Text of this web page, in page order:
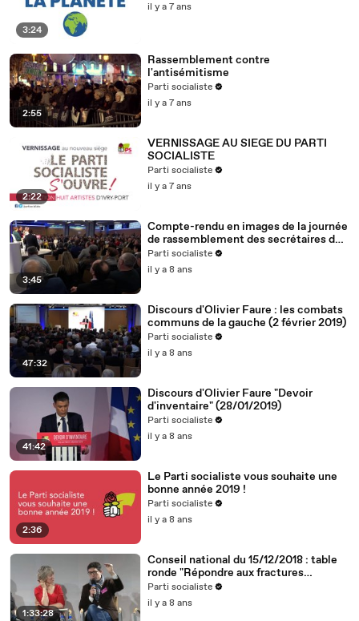
3:24
il y a 7 ans
2:55
Rassemblement contre
l'antisémitisme
Parti socialiste
il y a 7 ans
2:22
VERNISSAGE AU SIEGE DU PARTI
SOCIALISTE
Parti socialiste
il y a 7 ans
3:45
Compte-rendu en images de la journée
de rassemblement des secrétaires de
section (2.2.19)
Parti socialiste
il y a 8 ans
47:32
Discours d'Olivier Faure : les combats
communs de la gauche (2 février 2019)
Parti socialiste
il y a 8 ans
41:42
Discours d'Olivier Faure "Devoir
d'inventaire" (28/01/2019)
Parti socialiste
il y a 8 ans
2:36
Le Parti socialiste vous souhaite une
bonne année 2019 !
Parti socialiste
il y a 8 ans
1:33:28
Conseil national du 15/12/2018 : table
ronde "Répondre aux fractures
territoriales, républicaines et
démocratiques"
Parti socialiste
il y a 8 ans